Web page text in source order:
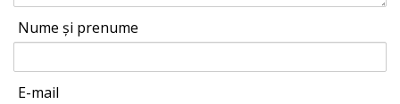
Nume și prenume
E-mail